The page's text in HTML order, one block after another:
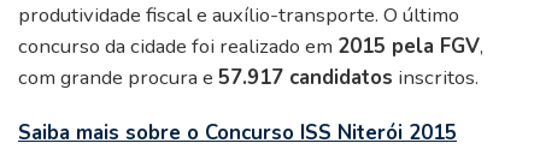
produtividade fiscal e auxílio-transporte. O último
concurso da cidade foi realizado em 2015 pela FGV,
com grande procura e 57.917 candidatos inscritos.
Saiba mais sobre o Concurso ISS Niterói 2015